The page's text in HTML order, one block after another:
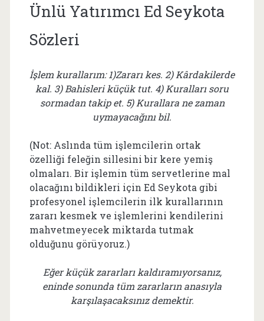
Ünlü Yatırımcı Ed Seykota
Sözleri
İşlem kurallarım: 1)Zararı kes. 2) Kârdakilerde
kal. 3) Bahisleri küçük tut. 4) Kuralları soru
sormadan takip et. 5) Kurallara ne zaman
uymayacağını bil.
(Not: Aslında tüm işlemcilerin ortak
özelliği feleğin sillesini bir kere yemiş
olmaları. Bir işlemin tüm servetlerine mal
olacağını bildikleri için Ed Seykota gibi
profesyonel işlemcilerin ilk kurallarının
zararı kesmek ve işlemlerini kendilerini
mahvetmeyecek miktarda tutmak
olduğunu görüyoruz.)
Eğer küçük zararları kaldıramıyorsanız,
eninde sonunda tüm zararların anasıyla
karşılaşacaksınız demektir.